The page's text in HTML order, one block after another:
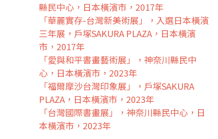
縣民中心，日本橫濱市，2017年
「華麗實存-台灣新美術展」，入選日本橫濱
三年展，戶塚SAKURA PLAZA，日本橫濱
市，2017年
「愛與和平書畫藝術展」，神奈川縣民中
心，日本橫濱市，2023年
「福爾摩沙台灣印象展」，戶塚SAKURA
PLAZA，日本橫濱市，2023年
「台灣國際書畫展」，神奈川縣民中心，日
本橫濱市，2023年